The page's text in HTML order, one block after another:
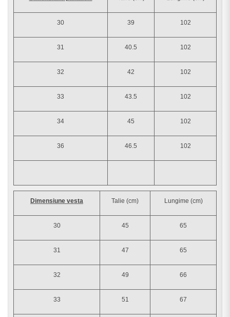
30 39 102
31 40.5 102
32 42 102
33 43.5 102
34 45 102
36 46.5 102
Dimensiune vesta Talie (cm) Lungime (cm)
30 45 65
31 47 65
32 49 66
33 51 67